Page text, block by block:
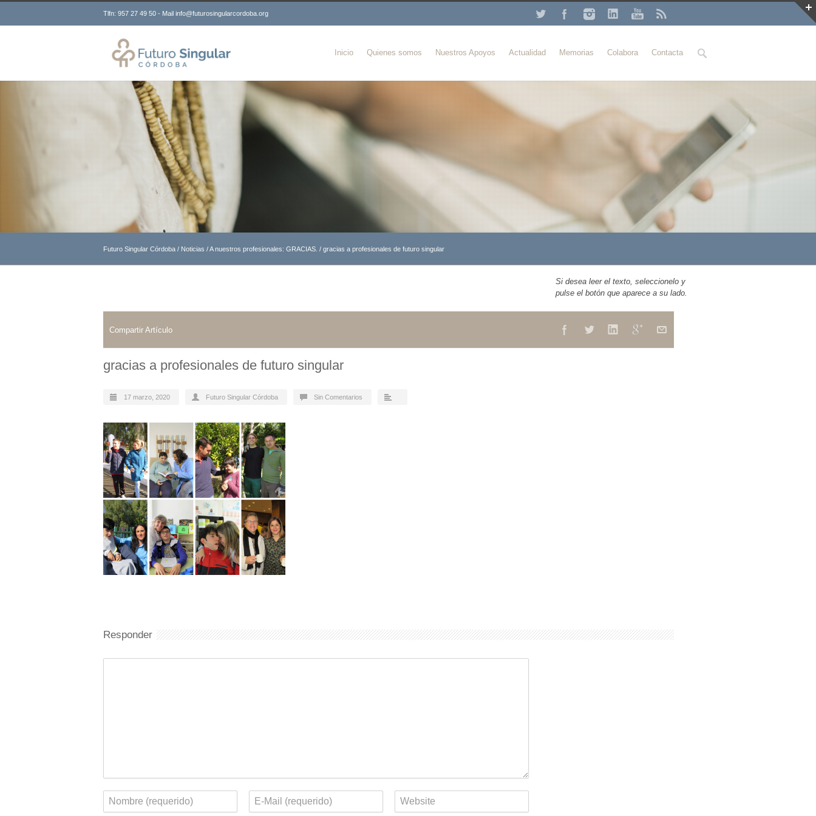
Tlfn: 957 27 49 50 - Mail info@futurosingularcordoba.org
Buscar
Inicio Quienes somos Nuestros Apoyos Actualidad Memorias Colabora Contacta
Futuro Singular Córdoba / Noticias /A nuestros profesionales: GRACIAS. / gracias a profesionales de futuro singular
Si desea leer el texto, seleccionelo y
pulse el botón que aparece a su lado.
Compartir Artículo
gracias a profesionales de futuro singular
17 marzo, 2020 Futuro Singular Córdoba Sin Comentarios
Responder
Nombre
Correo
Web